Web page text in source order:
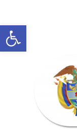
Abrir barra de